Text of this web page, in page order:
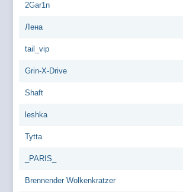
2Gar1n
Лена
tail_vip
Grin-X-Drive
Shaft
leshka
Tytta
_PARIS_
Brennender Wolkenkratzer